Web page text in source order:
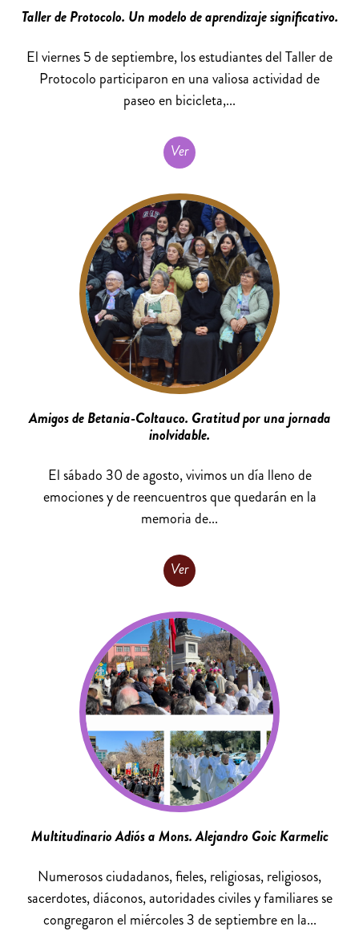
Taller de Protocolo. Un modelo de aprendizaje significativo.
El viernes 5 de septiembre, los estudiantes del Taller de
Protocolo participaron en una valiosa actividad de
paseo en bicicleta,...
Ver
Amigos de Betania-Coltauco. Gratitud por una jornada
inolvidable.
El sábado 30 de agosto, vivimos un día lleno de
emociones y de reencuentros que quedarán en la
memoria de...
Ver
Multitudinario Adiós a Mons. Alejandro Goic Karmelic
Numerosos ciudadanos, fieles, religiosas, religiosos,
sacerdotes, diáconos, autoridades civiles y familiares se
congregaron el miércoles 3 de septiembre en la...